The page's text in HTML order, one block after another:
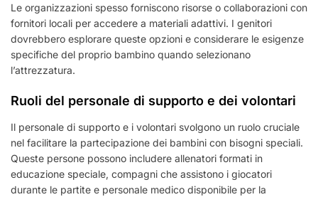
Le organizzazioni spesso forniscono risorse o collaborazioni con
fornitori locali per accedere a materiali adattivi. I genitori
dovrebbero esplorare queste opzioni e considerare le esigenze
specifiche del proprio bambino quando selezionano
l’attrezzatura.
Ruoli del personale di supporto e dei volontari
Il personale di supporto e i volontari svolgono un ruolo cruciale
nel facilitare la partecipazione dei bambini con bisogni speciali.
Queste persone possono includere allenatori formati in
educazione speciale, compagni che assistono i giocatori
durante le partite e personale medico disponibile per la